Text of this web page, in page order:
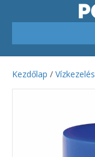
Kezdőlap / Vízkezelés